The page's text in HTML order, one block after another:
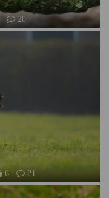
20
6 21